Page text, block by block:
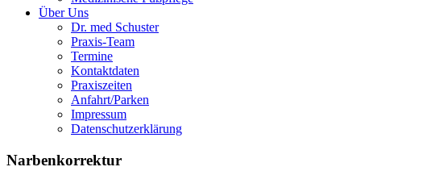
Über Uns
Dr. med Schuster
Praxis-Team
Termine
Kontaktdaten
Praxiszeiten
Anfahrt/Parken
Impressum
Datenschutzerklärung
Narbenkorrektur